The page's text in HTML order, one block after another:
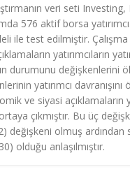
veri seti
576 aktif borsa
ile test edilmiştir. Çalışma
yatırımcıların
durumunu değişkenlerini
yatırımcı
ve siyasi açıklamaların
çıkmıştır. Bu üç
değişkeni olmuş ardından
olduğu anlaşılmıştır.